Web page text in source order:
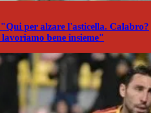
per alzare l'asticella. Calabro?
bene insieme"